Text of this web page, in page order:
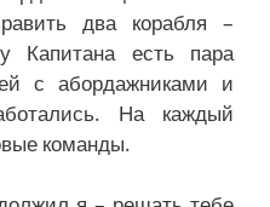
два корабля –
Капитана есть пара
с абордажниками и
На каждый
команды.